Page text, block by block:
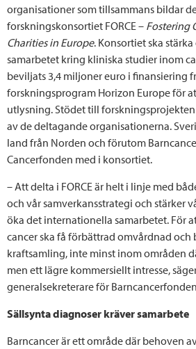
organisationer som tillsammans bildar
forskningskonsortiet FORCE – Fostering
Charities in Europe. Konsortiet ska
samarbetet kring kliniska studier inom
beviljats 3,4 miljoner euro i finansiering
forskningsprogram Horizon Europe för
utlysning. Stödet till
av de deltagande organisationerna.
land från Norden och förutom
Cancerfonden med i konsortiet.
– Att delta i FORCE är helt i linje med
och vår samverkansstrategi och stärker
öka det internationella samarbetet. För
cancer ska få förbättrad omvårdnad
kraftsamling, inte minst inom områden
men ett lägre kommersiellt intresse,
generalsekreterare för
Sällsynta diagnoser kräver samarbete
Barncancer är ett område där behoven